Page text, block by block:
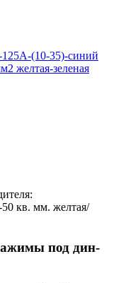
(10-35)-синий
желтая-зеленая
кв. мм. желтая/
под дин-